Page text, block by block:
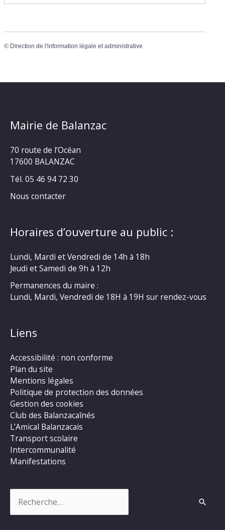
© Direction de l'information légale et administrative
Mairie de Balanzac
70 route de l’Océan
17600 BALANZAC
Tél. 05 46 94 72 30
Nous contacter
Horaires d’ouverture au public :
Lundi, Mardi et Vendredi de 14h à 18h
Jeudi et Samedi de 9h à 12h
Permanences du maire :
Lundi, Mardi, Vendredi de 18H à 19H sur rendez-vous
Liens
Accessibilité : non conforme
Plan du site
Mentions légales
Politique de protection des données
Gestion des cookies
Club des Balanzacaînés
L’Amical Balanzacais
Transport scolaire
Intercommunalité
Manifestations